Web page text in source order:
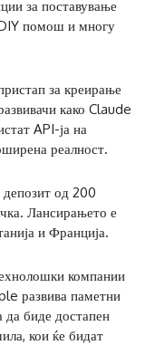
за поставување
помош и многу
за креирање
како Claude
API-ја на
реалност.
депозит од 200
Лансирањето е
и Франција.
компании
развива паметни
да биде достапен
кои ќе бидат